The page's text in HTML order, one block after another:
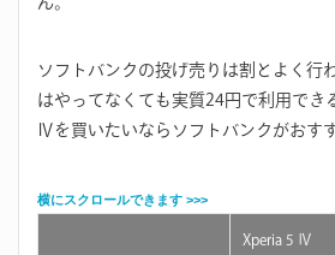
ソフトバンクの投げ売りは割とよく行
はやってなくても実質24円で利用でき
Ⅳを買いたいならソフトバンクがおす
Xperia 5 Ⅳ